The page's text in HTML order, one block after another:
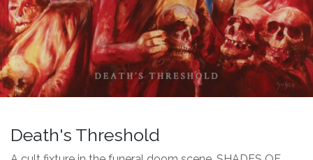
Death's Threshold